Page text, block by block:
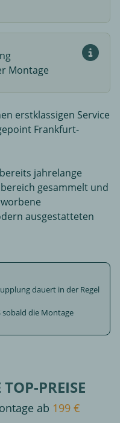
Montage
erstklassigen Service
Frankfurt-
jahrelange
gesammelt und
ausgestatteten
dauert in der Regel
sobald die Montage
PREISE
ab 199 €